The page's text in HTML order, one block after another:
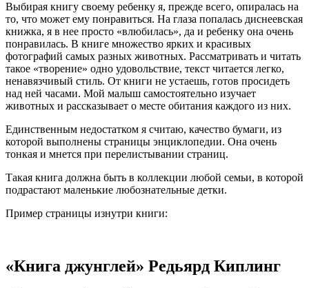
Выбирая книгу своему ребенку я, прежде всего, опиралась на
то, что может ему понравиться. На глаза попалась диснеевская
книжка, я в нее просто «влюбилась», да и ребенку она очень
понравилась. В книге множество ярких и красивых
фотографий самых разных животных. Рассматривать и читать
такое «творение» одно удовольствие, текст читается легко,
ненавязчивый стиль. От книги не устаешь, готов просидеть
над ней часами. Мой малыш самостоятельно изучает
животных и рассказывает о месте обитания каждого из них.
Единственным недостатком я считаю, качество бумаги, из
которой выполнены страницы энциклопедии. Она очень
тонкая и мнется при перелистывании страниц.
Такая книга должна быть в коллекции любой семьи, в которой
подрастают маленькие любознательные детки.
Пример страницы изнутри книги:
«Книга джунглей» Редьярд Киплинг